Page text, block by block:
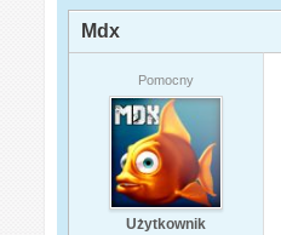
Mdx
Pomocny
Użytkownik